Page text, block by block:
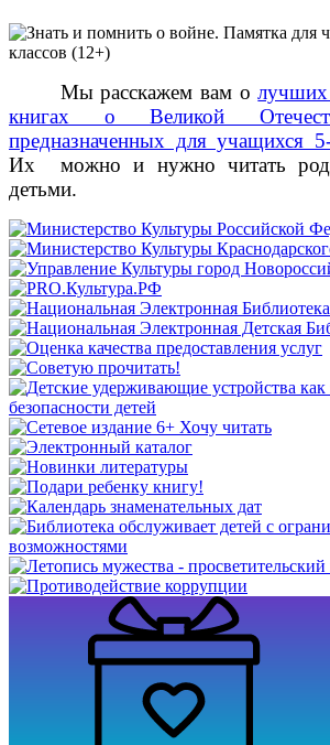
Мы расскажем вам олучших
книгах о Великой
предназначенных для учащихся
Их можно и нужно читать
детьми.